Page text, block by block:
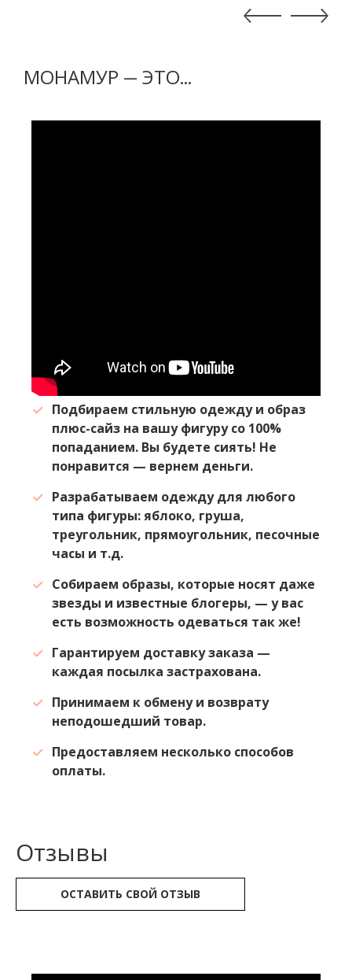
МОНАМУР — ЭТО...
Подбираем стильную одежду и образ
плюс-сайз на вашу фигуру со 100%
попаданием. Вы будете сиять! Не
понравится — вернем деньги.
Разрабатываем одежду для любого
типа фигуры: яблоко, груша,
треугольник, прямоугольник, песочные
часы и т.д.
Собираем образы, которые носят даже
звезды и известные блогеры, — у вас
есть возможность одеваться так же!
Гарантируем доставку заказа —
каждая посылка застрахована.
Принимаем к обмену и возврату
неподошедший товар.
Предоставляем несколько способов
оплаты.
Отзывы
ОСТАВИТЬ СВОЙ ОТЗЫВ